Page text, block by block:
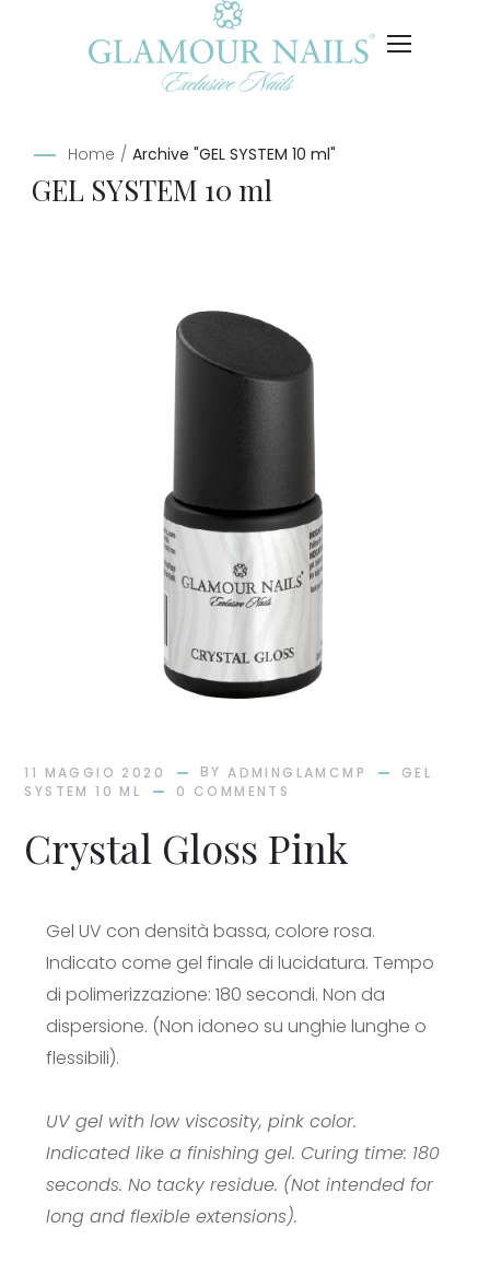
Home / Archive "GEL SYSTEM 10 ml"
GEL SYSTEM 10 ml
11 MAGGIO 2020 BY ADMINGLAMCMP
GEL
SYSTEM 10 ML
0 COMMENTS
Crystal Gloss Pink
Gel UV con densità bassa, colore rosa.
Indicato come gel finale di lucidatura. Tempo
di polimerizzazione: 180 secondi. Non da
dispersione. (Non idoneo su unghie lunghe o
flessibili).
UV gel with low viscosity, pink color.
Indicated like a finishing gel. Curing time: 180
seconds. No tacky residue. (Not intended for
long and flexible extensions).